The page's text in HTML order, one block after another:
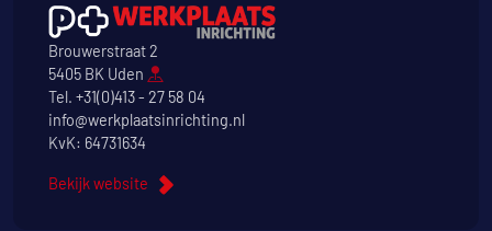
Brouwerstraat 2
5405 BK Uden
Tel. +31(0)413 - 27 58 04
info@werkplaatsinrichting.nl
KvK: 64731634
Bekijk website